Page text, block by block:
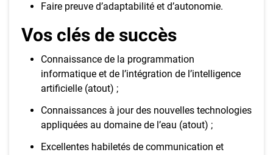
Faire preuve d’adaptabilité et d’autonomie.
Vos clés de succès
Connaissance de la programmation
informatique et de l’intégration de l’intelligence
artificielle (atout) ;
Connaissances à jour des nouvelles technologies
appliquées au domaine de l’eau (atout) ;
Excellentes habiletés de communication et